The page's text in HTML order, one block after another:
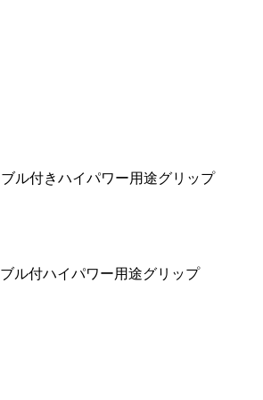
ル付きハイパワー用途グリップ
ル付ハイパワー用途グリップ